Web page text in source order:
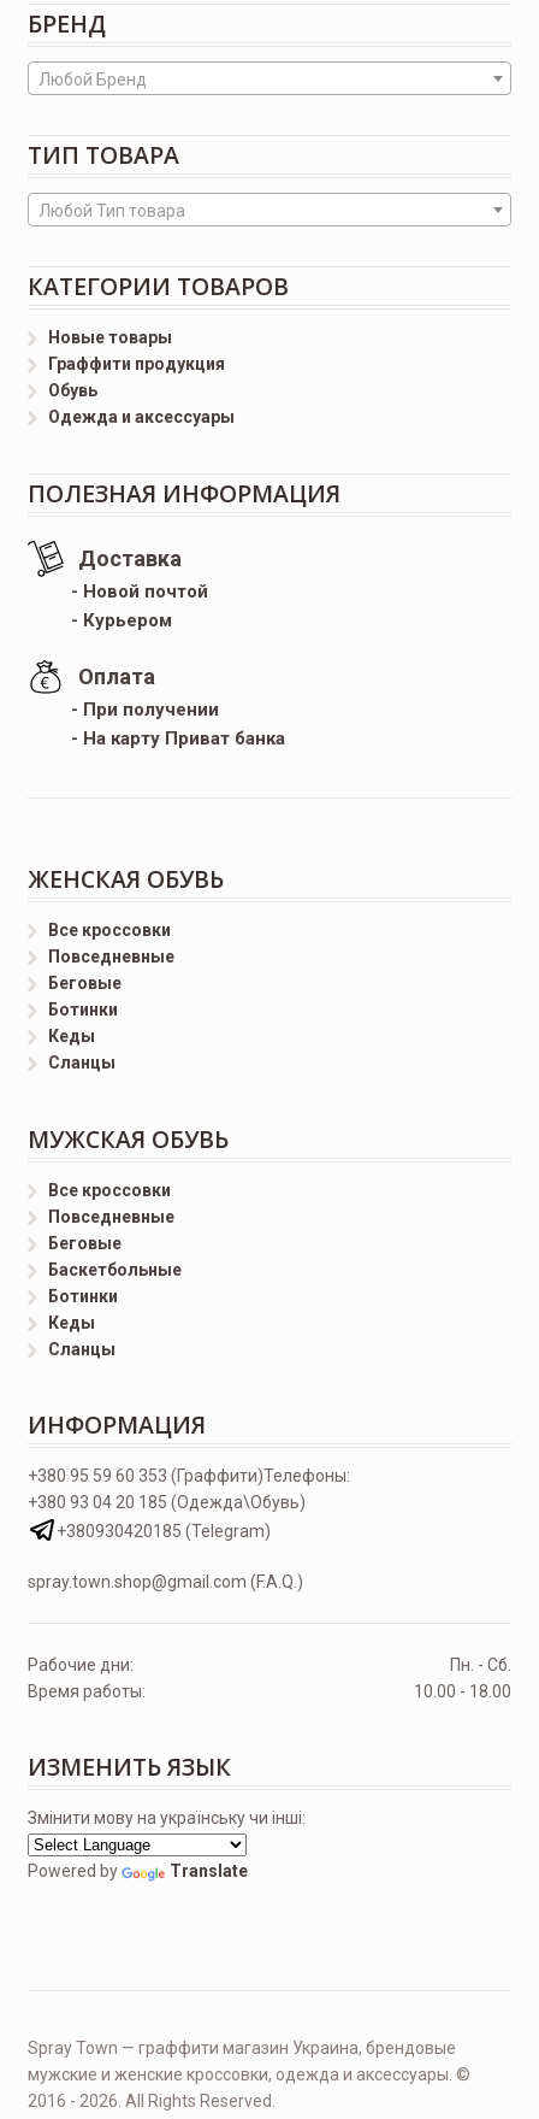
БРЕНД
Любой Бренд
ТИП ТОВАРА
Любой Тип товара
КАТЕГОРИИ ТОВАРОВ
Новые товары
Граффити продукция
Обувь
Одежда и аксессуары
ПОЛЕЗНАЯ ИНФОРМАЦИЯ
Доставка
- Новой почтой
- Курьером
Оплата
- При получении
- На карту Приват банка
ЖЕНСКАЯ ОБУВЬ
Все кроссовки
Повседневные
Беговые
Ботинки
Кеды
Сланцы
МУЖСКАЯ ОБУВЬ
Все кроссовки
Повседневные
Беговые
Баскетбольные
Ботинки
Кеды
Сланцы
ИНФОРМАЦИЯ
Телефоны:
+380 95 59 60 353 (Граффити)
+380 93 04 20 185 (Одежда\Обувь)
+380930420185 (Telegram)
spray.town.shop@gmail.com (F.A.Q.)
Рабочие дни:
Пн. - Сб.
Время работы:
10.00 - 18.00
ИЗМЕНИТЬ ЯЗЫК
Змінити мову на українську чи інші:
Powered by Translate
Spray Town — граффити магазин Украина, брендовые
мужские и женские кроссовки, одежда и аксессуары. ©
2016 - 2026. All Rights Reserved.